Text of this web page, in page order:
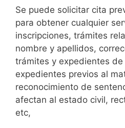
Se puede solicitar cita
para obtener cualquier
inscripciones, trámites
nombre y apellidos,
trámites y expedientes
expedientes previos al
reconocimiento de
afectan al estado civil,
etc,